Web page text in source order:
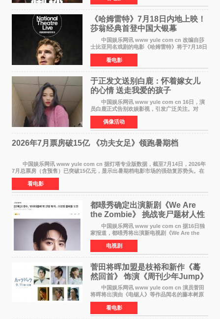
影的作品，将为
《哈姆雷特》7月18日内地上映！
莎翁经典首登中国大银幕
中国娱乐网讯 www yule com cn 改编自莎
士比亚同名戏剧的电影《哈姆雷特》将于7月18日
在中国内地上映。这部跨越四百年的文学经典被
搬上大银幕，为观众带来一场视觉与听觉的双重
盛宴。 《
看电影
于正发文送别白鹿：怀着嫁女儿
的心情 送走我爱的孩子
中国娱乐网讯 www yule com cn 16日，演
员白鹿正式告别欢娱影视，引发广泛关注。对
此，欢娱影视创始人于正在社交平台发文回应，
字里行间流露不舍与祝福。 于正透露，以前
每次有演员到期不
偶像活动
2026年7月票房破15亿 《功夫女足》领跑暑期档
中国娱乐网讯 www yule com cn 据灯塔专业版数据，截至7月14日，2026年
7月总票房（含预售）已突破15亿元，显示出暑期档电影市场的强劲复苏势头。在
众多上映影片中，《功夫女足》《小黄人与大
看电影
都暻秀确定出演新剧《We Are
the Zombie》 挑战丧尸题材人性
喜剧
中国娱乐网讯 www yule com cn 据16日独
家报道，都暻秀将出演新电视剧《We Are the
Zombie》，在剧中饰演主演金仁钟一角，挑战与
以往丧尸题材截然不同的人性喜剧。 新剧
《We Are t
电视剧
菅田将晖加盟是枝裕和新作《蓦
然回首》 饰演《周刊少年Jump》
编辑
中国娱乐网讯 www yule com cn 演员菅田
将晖将出演由《电锯人》等作品闻名的藤本树原
作漫画改编的电影《蓦然回首》（是枝裕和导
演）。菅田饰演的角色是初中时代两位主人公带
着完成的作品前去
看电影